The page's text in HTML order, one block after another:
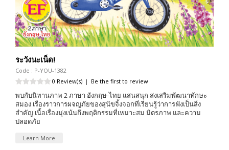
ระวังนะเน็ด!
Code : P-YOU-1382
0 Review(s) | Be the first to review
พบกับนิทานภาพ 2 ภาษา อังกฤษ-ไทย แสนสนุก ส่งเสริมพัฒนาทักษะ
สมอง เรื่องราวการผจญภัยของสุนัขจิ้งจอกที่เรียนรู้ว่าการฟังเป็นสิ่ง
สำคัญ เนื้อเรื่องมุ่งเน้นถึงพฤติกรรมที่เหมาะสม มิตรภาพ และความ
ปลอดภัย
Learn More